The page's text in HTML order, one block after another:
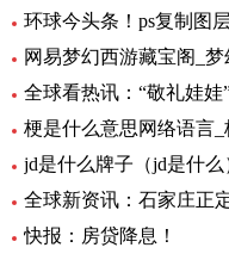
网易梦幻西游藏宝阁_
梗是什么意思网络语言
jd是什么牌子（jd是什么
全球新资讯：石家庄正
快报：房贷降息！